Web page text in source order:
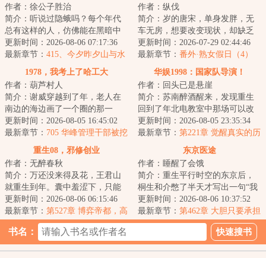
作者：徐公子胜治
简介：听说过隐蛾吗？每个年代
总有这样的人，仿佛能在黑暗中
穿行不留形迹，凭空出现又倏然
消失。存在且未...
更新时间：2026-08-06 07:17:36
最新章节： 415、今夕昨夕山与水
作者：纵伐
简介：岁的唐宋，单身发胖，无
车无房，想要改变现状，却缺乏
精力、信念和方向。遭遇职场霸
凌后，玩了三年...
更新时间：2026-07-29 02:44:46
最新章节： 番外·熟女假日（4）
1978，我考上了哈工大
作者：葫芦村人
简介：谢威穿越到了年，老人在
南边的海边画了一个圈的那一
年，也是恢复高考的第二年。了
解时代发展脉络的...
更新时间：2026-08-05 16:45:02
最新章节： 705 华峰管理干部被挖
走一半，国际巨头的釜底抽薪之
华娱1998：国家队导演！
作者：回头已是悬崖
简介：苏南醉酒醒来，发现重生
回到了年北电教室中那场可以改
变人生的重要辩论。对方辩手陆
钏侃侃而谈，要...
更新时间：2026-08-05 23:35:34
最新章节： 第221章 觉醒真实的历
史！匈奴未灭，无以家为也！
重生08，邪修创业
作者：无醉春秋
简介：万还没来得及花，王君山
就重生到年。囊中羞涩下，只能
一路骚操作地邪修创业。没启动
资金怎么办？有...
更新时间：2026-08-06 06:15:46
最新章节： 第527章 博弈帝都，高
东京医途
作者：睡醒了会饿
简介：重生平行时空的东京后，
桐生和介憋了半天才写出一句“我
的高中成绩并不理想”，无奈之
下，只能弃文...
更新时间：2026-08-06 10:37:52
最新章节： 第462章 大胆只要承担
风险
书名：